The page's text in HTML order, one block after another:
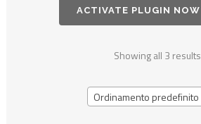
ACTIVATE PLUGIN NOW
Showing all 3 results
Ordinamento predefinito